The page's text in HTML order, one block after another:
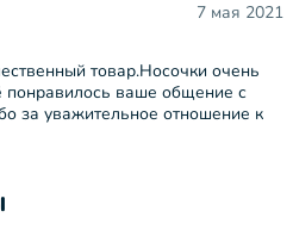
7 мая 2021
товар.Носочки очень
понравилось ваше общение с
за уважительное отношение к